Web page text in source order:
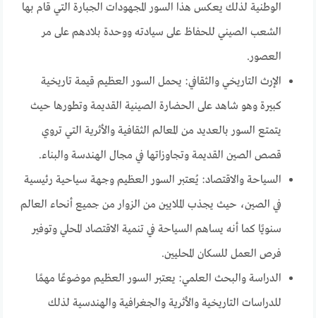
الوطنية لذلك يعكس هذا السور المجهودات الجبارة التي قام بها
الشعب الصيني للحفاظ على سيادته ووحدة بلادهم على مر
العصور.
الإرث التاريخي والثقافي: يحمل السور العظيم قيمة تاريخية
كبيرة وهو شاهد على الحضارة الصينية القديمة وتطورها حيث
يتمتع السور بالعديد من المعالم الثقافية والأثرية التي تروي
قصص الصين القديمة وتجاوزاتها في مجال الهندسة والبناء.
السياحة والاقتصاد: يُعتبر السور العظيم وجهة سياحية رئيسية
في الصين، حيث يجذب الملايين من الزوار من جميع أنحاء العالم
سنويًا كما أنه يساهم السياحة في تنمية الاقتصاد المحلي وتوفير
فرص العمل للسكان المحليين.
الدراسة والبحث العلمي: يعتبر السور العظيم موضوعًا مهمًا
للدراسات التاريخية والأثرية والجغرافية والهندسية لذلك